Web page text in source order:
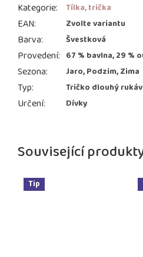
Související
Tip
Kategorie: Tílka, trička
EAN: Zvolte variantu
Barva: Švestková
Provedení: 67 % bavlna, 29 %
Sezona: Jaro, Podzim, Zima
Typ: Tričko dlouhý rukáv
Určení: Dívky